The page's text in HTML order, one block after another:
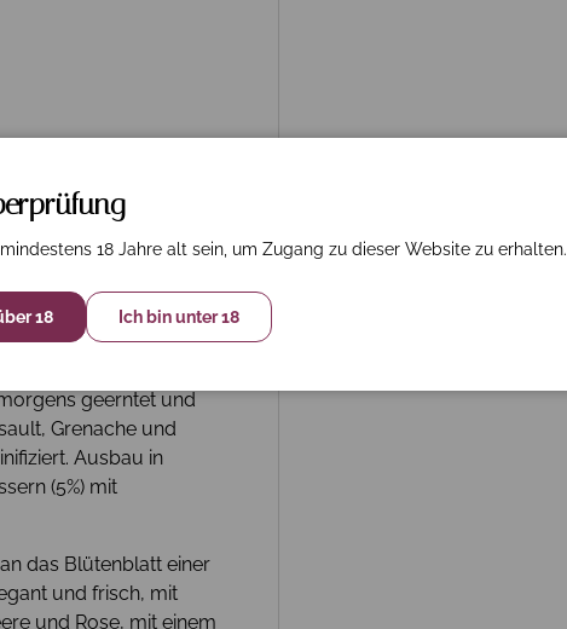
Longue, Romarin)
der Provence,
einer Höhe von 350
geerntet und
Grenache und
Ausbau in
(5%) mit
das Blütenblatt einer
und frisch, mit
und Rose, mit einem
18 Jahre alt sein, um Zugang zu dieser Website zu erhalten.
18 Ich bin unter 18